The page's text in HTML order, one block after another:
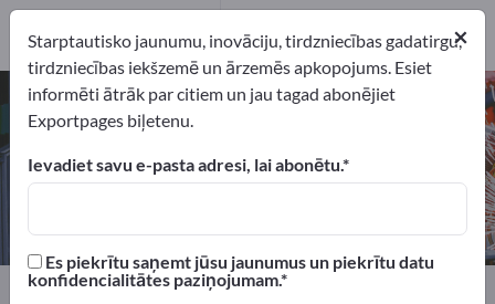
Gāzes kompresori – atrodiet
ražotājus un piegādātājus
1
Ražotājs
Exportpages
Mašīnas un iekārtas
×
Starptautisko jaunumu, inovāciju, tirdzniecības gadatirgu,
tirdzniecības iekšzemē un ārzemēs apkopojums. Esiet
informēti ātrāk par citiem un jau tagad abonējiet
Exportpages biļetenu.
Ievadiet savu e-pasta adresi, lai abonētu.
Es piekrītu saņemt jūsu jaunumus un piekrītu datu
konfidencialitātes paziņojumam.